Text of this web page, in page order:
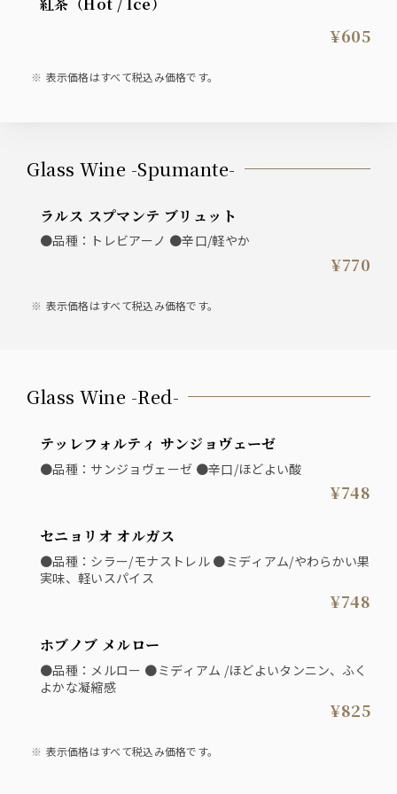
紅茶（Hot / Ice）
¥605
表示価格はすべて税込み価格です。
Glass Wine -Spumante-
ラルス スプマンテ ブリュット
●品種：トレビアーノ ●辛口/軽やか
¥770
表示価格はすべて税込み価格です。
Glass Wine -Red-
テッレフォルティ サンジョヴェーゼ
●品種：サンジョヴェーゼ ●辛口/ほどよい酸
¥748
セニョリオ オルガス
●品種：シラー/モナストレル ●ミディアム/やわらかい果
実味、軽いスパイス
¥748
ホブノブ メルロー
●品種：メルロー ●ミディアム /ほどよいタンニン、ふく
よかな凝縮感
¥825
表示価格はすべて税込み価格です。